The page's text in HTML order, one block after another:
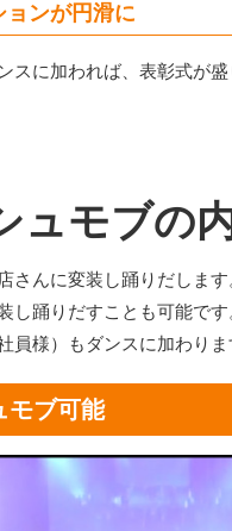
ンが円滑に
スに加われば、表彰式が
ュモブの
んに変装し踊りだします
し踊りだすことも可能です
様）もダンスに加わりま
モブ可能